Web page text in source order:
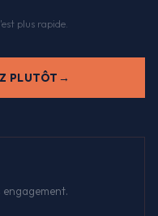
plus rapide.
PLUTÔT
engagement.